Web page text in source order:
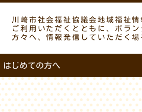
川崎市社会福祉協議会地域福祉
ご利用いただくとともに、ボラ
方々へ、情報発信していただく場
はじめての方へ